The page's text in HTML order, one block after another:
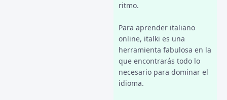
ritmo.
Para aprender italiano
online, italki es una
herramienta fabulosa en la
que encontrarás todo lo
necesario para dominar el
idioma.